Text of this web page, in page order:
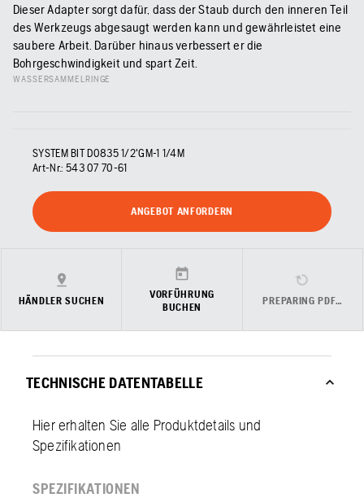
Dieser Adapter sorgt dafür, dass der Staub durch den inneren Teil
des Werkzeugs abgesaugt werden kann und gewährleistet eine
saubere Arbeit. Darüber hinaus verbessert er die
Bohrgeschwindigkeit und spart Zeit.
WASSERSAMMELRINGE
SYSTEM BIT D0835 1/2'GM-1 1/4M
Art-Nr.: 543 07 70‑61
ANGEBOT ANFORDERN
HÄNDLER SUCHEN
VORFÜHRUNG
BUCHEN
PREPARING PDF…
TECHNISCHE DATENTABELLE
Hier erhalten Sie alle Produktdetails und
Spezifikationen
SPEZIFIKATIONEN